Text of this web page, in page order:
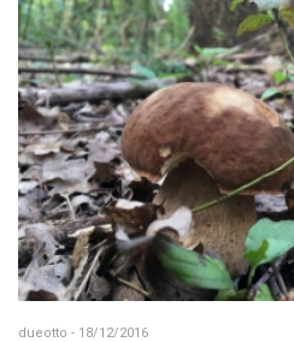
dueotto - 18/12/2016